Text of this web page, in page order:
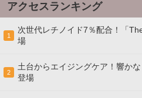
アクセスランキング
1
次世代レチノイド7％配合！「
場
2
土台からエイジングケア！響か
登場